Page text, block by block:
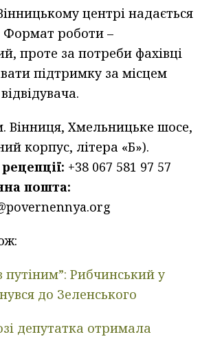
центрі надається
Формат роботи –
проте за потреби фахівці
підтримку за місцем
Вінниця, Хмельницьке шосе,
корпус, літера «Б»).
+38 067 581 97 57
пошта:
путіним”: Рибчинський у
до Зеленського
депутатка отримала